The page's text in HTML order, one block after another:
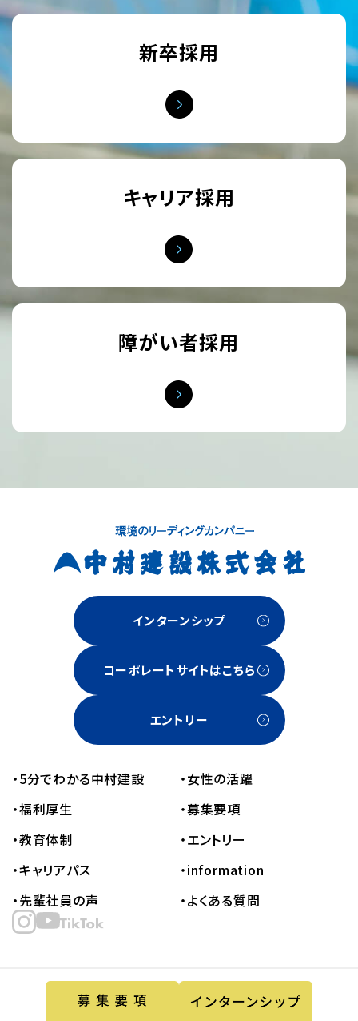
新卒採用
キャリア採用
障がい者採用
インターンシップ
コーポレートサイトはこちら
エントリー
・5分でわかる中村建設
・福利厚生
・教育体制
・キャリアパス
・先輩社員の声
・女性の活躍
・募集要項
・エントリー
・information
・よくある質問
Copyright © 2013-2021 NAKAMURA
CONSTRUCTION CO.,LTD. All rights